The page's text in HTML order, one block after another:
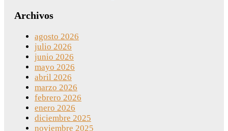
Archivos
agosto 2026
julio 2026
junio 2026
mayo 2026
abril 2026
marzo 2026
febrero 2026
enero 2026
diciembre 2025
noviembre 2025